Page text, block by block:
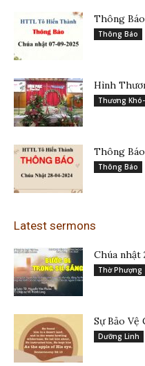
Thông
Thông Báo
Hình
Thương
Thông
Thông Báo
Latest sermons
Chúa nhật
Thờ Phượng
Sự Bảo Vệ
Dưỡng Linh